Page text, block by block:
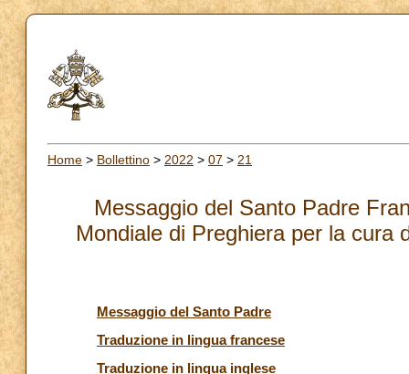
Home > Bollettino > 2022 > 07 > 21
Messaggio del Santo Padre
Mondiale di Preghiera per la cura
Messaggio del Santo Padre
Traduzione in lingua francese
Traduzione in lingua inglese